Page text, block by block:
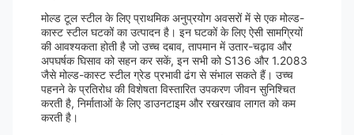
मोल्ड टूल स्टील के लिए प्राथमिक अनुप्रयोग अवसरों में से एक मोल्ड-
कास्ट स्टील घटकों का उत्पादन है। इन घटकों के लिए ऐसी सामग्रियों
की आवश्यकता होती है जो उच्च दबाव, तापमान में उतार-चढ़ाव और
अपघर्षक घिसाव को सहन कर सकें, इन सभी को S136 और 1.2083
जैसे मोल्ड-कास्ट स्टील ग्रेड प्रभावी ढंग से संभाल सकते हैं। उच्च
पहनने के प्रतिरोध की विशेषता विस्तारित उपकरण जीवन सुनिश्चित
करती है, निर्माताओं के लिए डाउनटाइम और रखरखाव लागत को कम
करती है।